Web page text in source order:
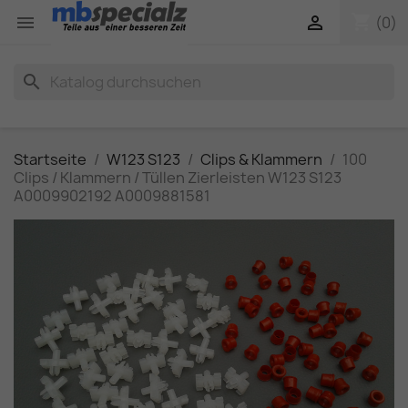
 (0)

search
Startseite W123 S123 Clips & Klammern
100
Clips / Klammern / Tüllen Zierleisten W123 S123
A0009902192 A0009881581